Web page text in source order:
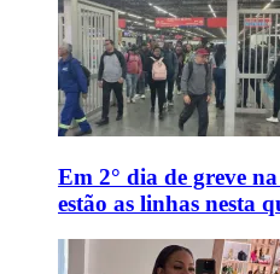
Em 2° dia de greve
estão as linhas nesta